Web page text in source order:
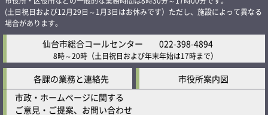
(土日祝日および12月29日～1月3日はお休みです）ただし、施設によって異なる
場合があります。
仙台市総合コールセンター 022-398-4894
8時～20時 （土日祝日および年末年始は17時まで）
各課の業務と連絡先
市役所案内図
市政・ホームページに関する
ご意見・ご提案、お問い合わせ